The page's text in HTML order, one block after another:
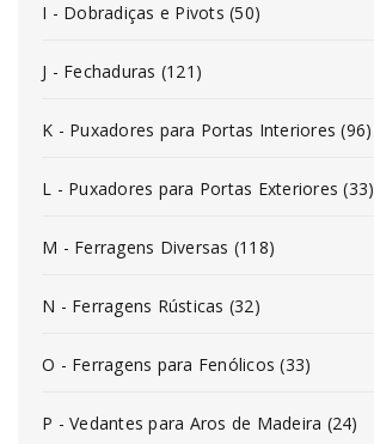
I - Dobradiças e Pivots (50)
J - Fechaduras (121)
K - Puxadores para Portas Interiores (96)
L - Puxadores para Portas Exteriores (33)
M - Ferragens Diversas (118)
N - Ferragens Rústicas (32)
O - Ferragens para Fenólicos (33)
P - Vedantes para Aros de Madeira (24)